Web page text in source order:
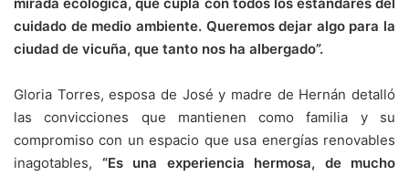
cuidado de medio ambiente. Queremos dejar algo para la
ciudad de vicuña, que tanto nos ha albergado”.
Gloria Torres, esposa de José y madre de Hernán detalló
las convicciones que mantienen como familia y su
compromiso con un espacio que usa energías renovables
inagotables, “Es una experiencia hermosa, de mucho